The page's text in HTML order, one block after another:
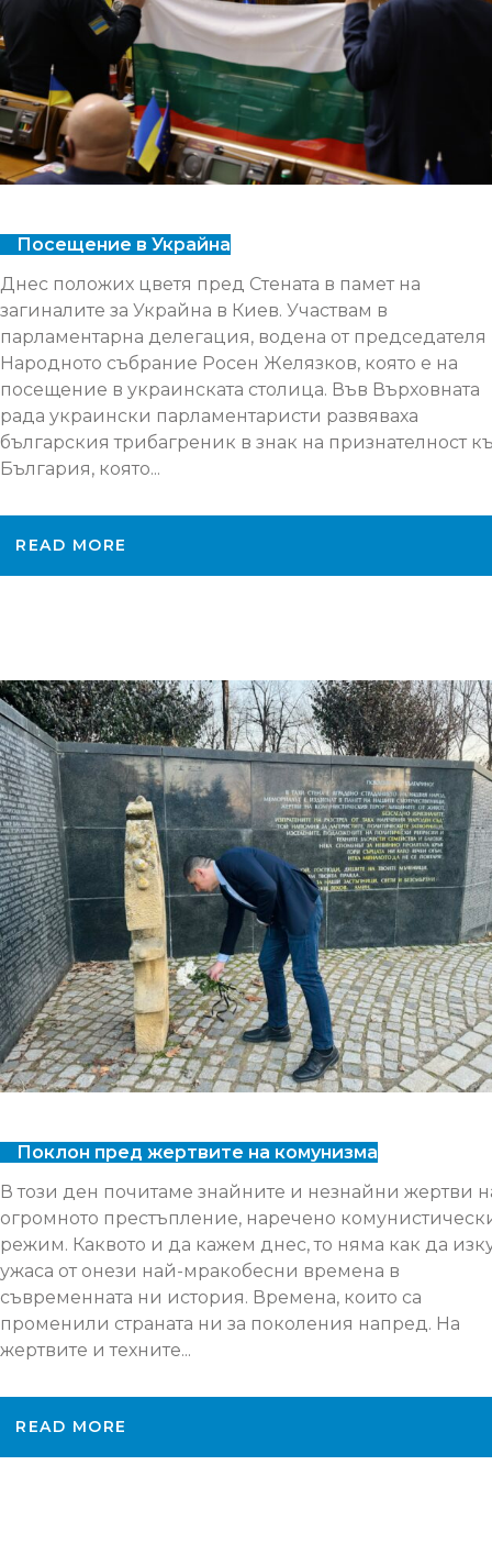
Посещение в Украйна
Днес положих цветя пред Стената в памет на
загиналите за Украйна в Киев. Участвам в
парламентарна делегация, водена от председателя
Народното събрание Росен Желязков, която е на
посещение в украинската столица. Във Върховната
рада украински парламентаристи развяваха
българския трибагреник в знак на признателност
България, която...
READ MORE
Поклон пред жертвите на комунизма
В този ден почитаме знайните и незнайни жертви
огромното престъпление, наречено
режим. Каквото и да кажем днес, то няма как да
ужаса от онези най-мракобесни времена в
съвременната ни история. Времена, които са
променили страната ни за поколения напред. На
жертвите и техните...
READ MORE